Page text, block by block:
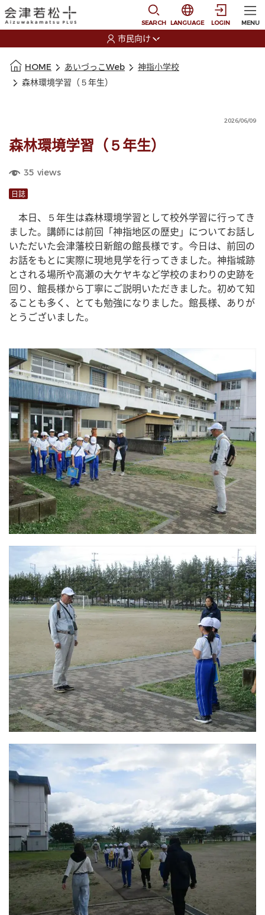
SEARCH
選択すると言語の切
LANGUAGE LOGIN MENU
市民向け
HOME あいづっこWeb
神指小学校
森林環境学習（５年生）
2026/06/09
森林環境学習（５年生）
35 views
日誌
本日、５年生は森林環境学習として校外学習に行ってき
ました。講師には前回「神指地区の歴史」についてお話し
いただいた会津藩校日新館の館長様です。今日は、前回の
お話をもとに実際に現地見学を行ってきました。神指城跡
とされる場所や高瀬の大ケヤキなど学校のまわりの史跡を
回り、館長様から丁寧にご説明いただきました。初めて知
ることも多く、とても勉強になりました。館長様、ありが
とうございました。